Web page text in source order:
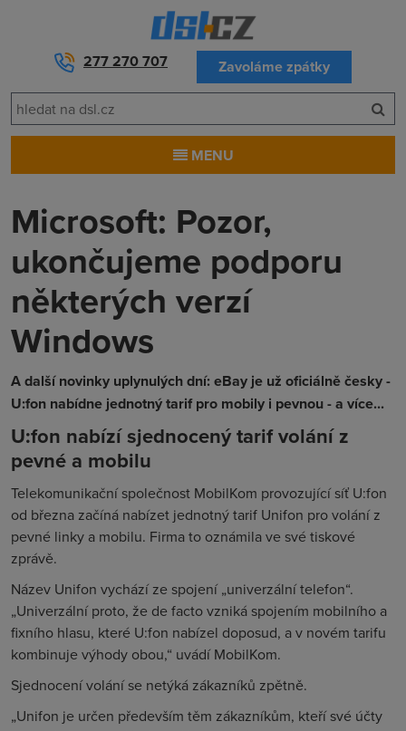
277 270 707 Zavoláme zpátky
MENU
Microsoft: Pozor,
ukončujeme podporu
některých verzí
Windows
A další novinky uplynulých dní: eBay je už oficiálně česky -
U:fon nabídne jednotný tarif pro mobily i pevnou - a více...
U:fon nabízí sjednocený tarif volání z
pevné a mobilu
Telekomunikační společnost MobilKom provozující síť U:fon
od března začíná nabízet jednotný tarif Unifon pro volání z
pevné linky a mobilu. Firma to oznámila ve své tiskové
zprávě.
Název Unifon vychází ze spojení „univerzální telefon“.
„Univerzální proto, že de facto vzniká spojením mobilního a
fixního hlasu, které U:fon nabízel doposud, a v novém tarifu
kombinuje výhody obou,“ uvádí MobilKom.
Sjednocení volání se netýká zákazníků zpětně.
„Unifon je určen především těm zákazníkům, kteří své účty